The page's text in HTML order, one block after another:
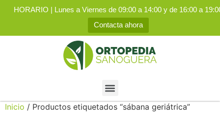
HORARIO | Lunes a Viernes de 09:00 a 14:00 y de 16:00 a
Contacta ahora
Inicio / Productos etiquetados “sábana geriátrica”